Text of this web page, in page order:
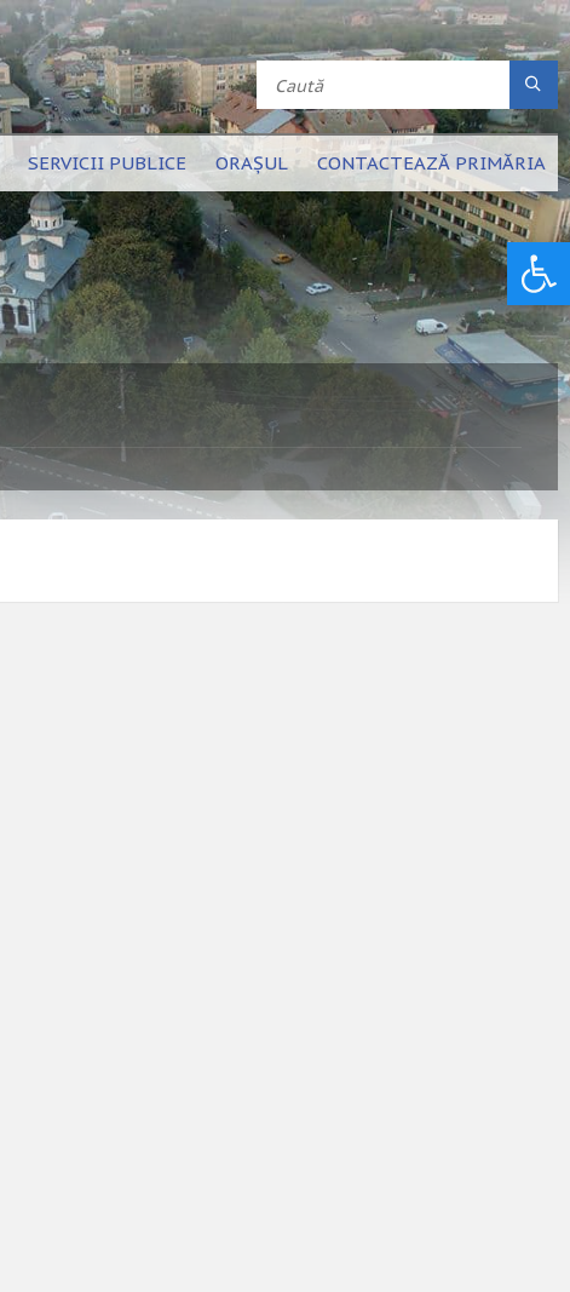
SERVICII PUBLICE ORAȘUL CONTACTEAZĂ PRIMĂRIA
Deschide bara de unelte